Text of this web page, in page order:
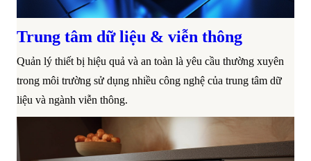
Trung tâm dữ liệu & viễn thông
Quản lý thiết bị hiệu quả và an toàn là yêu cầu thường xuyên
trong môi trường sử dụng nhiều công nghệ của trung tâm dữ
liệu và ngành viễn thông.